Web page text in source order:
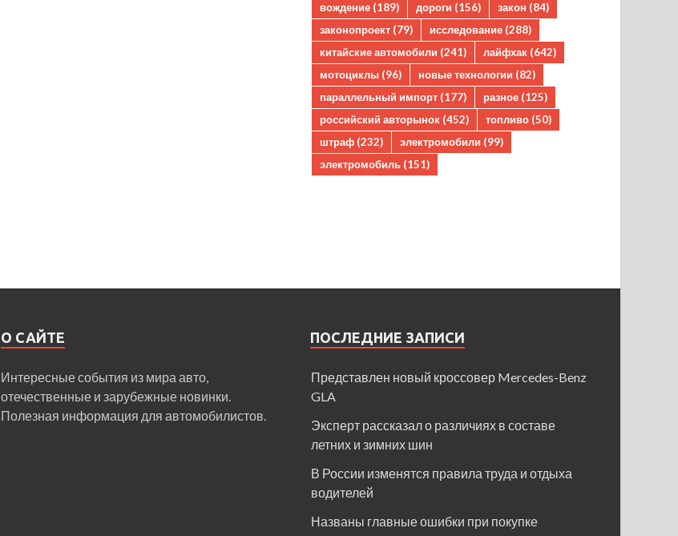
вождение (189) дороги (156) закон (84)
законопроект (79) исследование (288)
китайские автомобили (241) лайфхак (642)
мотоциклы (96) новые технологии (82)
параллельный импорт (177) разное (125)
российский авторынок (452) топливо (50)
штраф (232) электромобили (99)
электромобиль (151)
О САЙТЕ
Интересные события из мира авто,
отечественные и зарубежные новинки.
Полезная информация для автомобилистов.
ПОСЛЕДНИЕ ЗАПИСИ
Представлен новый кроссовер Mercedes-Benz
GLA
Эксперт рассказал о различиях в составе
летних и зимних шин
В России изменятся правила труда и отдыха
водителей
Названы главные ошибки при покупке